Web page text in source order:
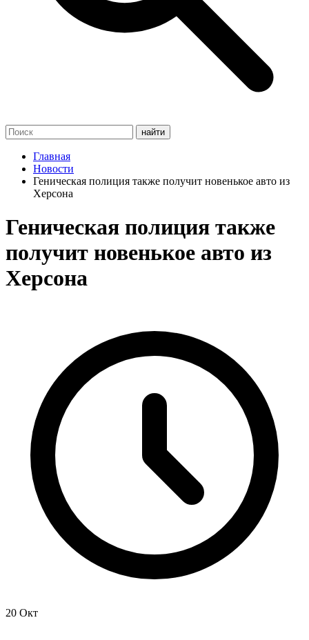
Главная
Новости
Геническая полиция также получит новенькое авто из
Херсона
Геническая полиция также
получит новенькое авто из
Херсона
20 Окт